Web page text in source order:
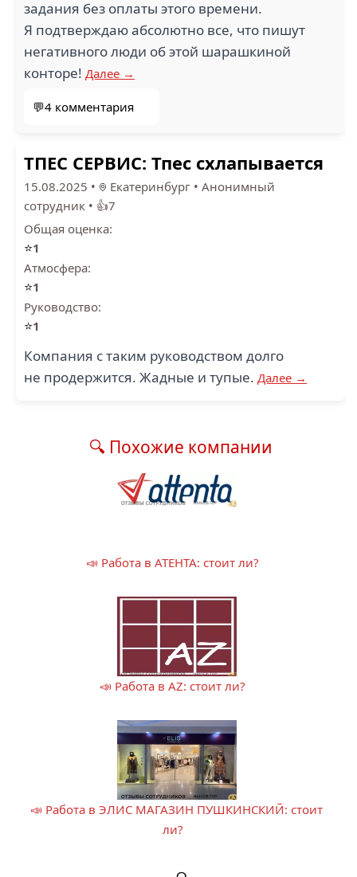
задания без оплаты этого времени.
Я подтверждаю абсолютно все, что пишут
негативного люди об этой шарашкиной
конторе! Далее →
💬4 комментария
ТПЕС СЕРВИС: Тпес схлапывается
15.08.2025 • Екатеринбург • Анонимный
сотрудник • 👍7
Общая оценка:
⭐1
Атмосфера:
⭐1
Руководство:
⭐1
Компания с таким руководством долго
не продержится. Жадные и тупые. Далее →
🔍 Похожие компании
📣 Работа в АТЕНТА: стоит ли?
📣 Работа в AZ: стоит ли?
📣 Работа в ЭЛИС МАГАЗИН ПУШКИНСКИЙ: стоит
ли?